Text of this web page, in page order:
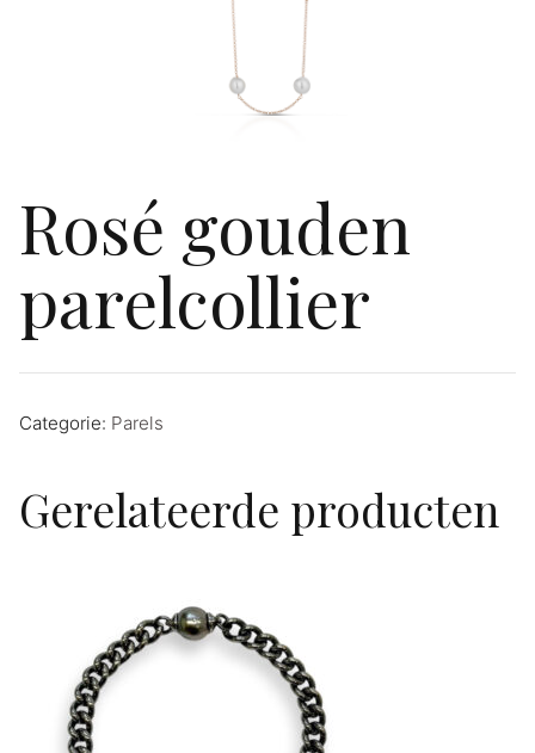
Rosé gouden
parelcollier
Categorie: Parels
Gerelateerde producten